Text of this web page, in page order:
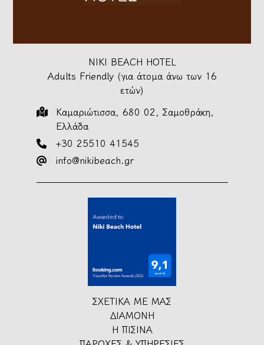
NIKI BEACH HOTEL
Adults Friendly (για άτομα άνω των 16
ετών)
Καμαριώτισσα, 680 02, Σαμοθράκη,
Ελλάδα
+30 25510 41545
info@nikibeach.gr
ΣΧΕΤΙΚΑ ΜΕ ΜΑΣ
ΔΙΑΜΟΝΗ
Η ΠΙΣΙΝΑ